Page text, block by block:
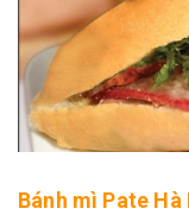
Bánh mì Pate